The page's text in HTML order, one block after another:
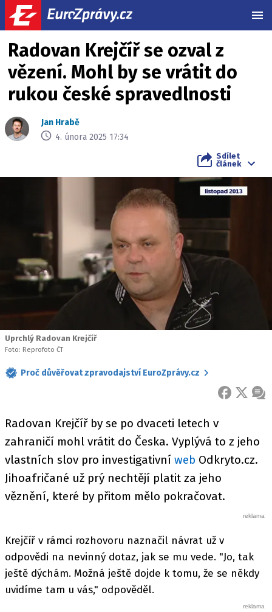
Radovan Krejčíř se ozval z
vězení. Mohl by se vrátit do
rukou české spravedlnosti
Jan Hrabě
4. února 2025 17:34
Sdílet
článek
Uprchlý Radovan Krejčíř
Foto: Reprofoto ČT
Proč důvěřovat zpravodajství EuroZprávy.cz
FACEBOOK
X
Radovan Krejčíř by se po dvaceti letech v
zahraničí mohl vrátit do Česka. Vyplývá to z jeho
vlastních slov pro investigativní web Odkryto.cz.
Jihoafričané už prý nechtějí platit za jeho
věznění, které by přitom mělo pokračovat.
Krejčíř v rámci rozhovoru naznačil návrat už v
odpovědi na nevinný dotaz, jak se mu vede. "Jo, tak
ještě dýchám. Možná ještě dojde k tomu, že se někdy
uvidíme tam u vás," odpověděl.